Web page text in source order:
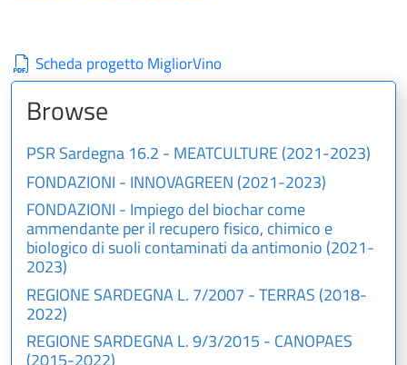
Scheda progetto MigliorVino
Browse
PSR Sardegna 16.2 - MEATCULTURE (2021-2023)
FONDAZIONI - INNOVAGREEN (2021-2023)
FONDAZIONI - Impiego del biochar come
ammendante per il recupero fisico, chimico e
biologico di suoli contaminati da antimonio (2021-
2023)
REGIONE SARDEGNA L. 7/2007 - TERRAS (2018-
2022)
REGIONE SARDEGNA L. 9/3/2015 - CANOPAES